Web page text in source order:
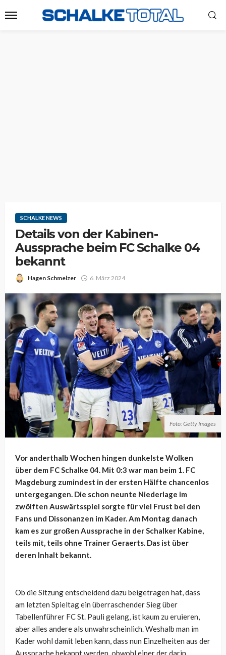
SCHALKE NEWS
Details von der Kabinen-
Aussprache beim FC Schalke 04
bekannt
Hagen Schmelzer 6. März 2024
Foto: Getty Images
Vor anderthalb Wochen hingen dunkelste Wolken
über dem FC Schalke 04. Mit 0:3 war man beim 1. FC
Magdeburg zumindest in der ersten Hälfte chancenlos
untergegangen. Die schon neunte Niederlage im
zwölften Auswärtsspiel sorgte für viel Frust bei den
Fans und Dissonanzen im Kader. Am Montag danach
kam es zur großen Aussprache in der Schalker Kabine,
teils mit, teils ohne Trainer Geraerts. Das ist über
deren Inhalt bekannt.
Ob die Sitzung entscheidend dazu beigetragen hat, dass
am letzten Spieltag ein überraschender Sieg über
Tabellenführer FC St. Pauli gelang, ist kaum zu eruieren,
aber alles andere als unwahrscheinlich. Weshalb man im
Kader wohl damit leben kann, dass nun Einzelheiten aus der
Aussprache bekannt werden, obwohl einer der darin